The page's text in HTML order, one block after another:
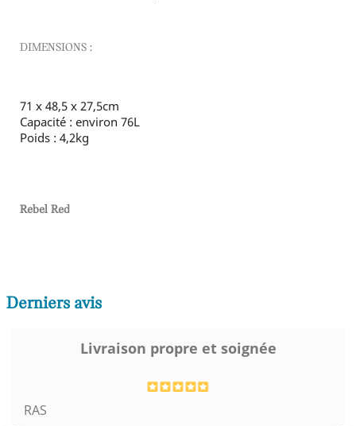
DIMENSIONS :
71 x 48,5 x 27,5cm
Capacité : environ 76L
Poids : 4,2kg
Rebel Red
Derniers avis
Livraison propre et soignée
RAS